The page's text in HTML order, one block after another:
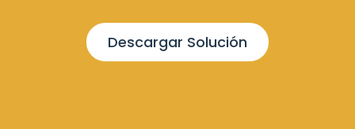
Descargar Solución